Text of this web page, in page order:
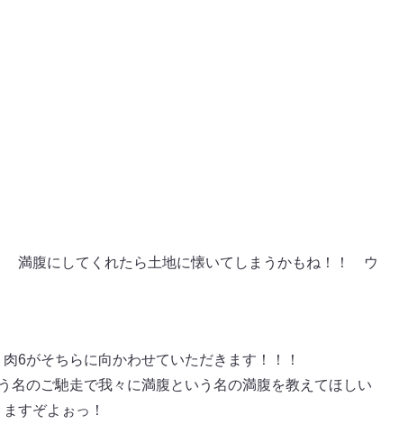
満腹にしてくれたら土地に懐いてしまうかもね！！ ウ
6がそちらに向かわせていただきます！！！
のご馳走で我々に満腹という名の満腹を教えてほしい
すぞよぉっ！